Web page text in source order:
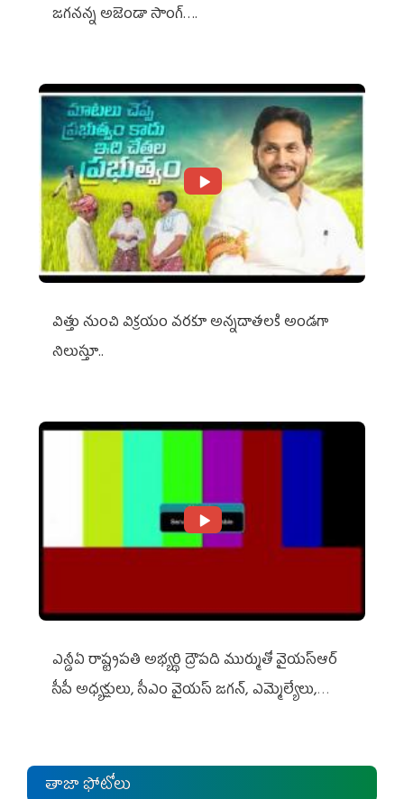
జగనన్న అజెండా సాంగ్….
విత్తు నుంచి విక్రయం వరకూ అన్నదాతలకి అండగా
నిలుస్తూ..
ఎన్డీఏ రాష్ట్ర‌ప‌తి అభ్య‌ర్థి ద్రౌప‌ది ముర్ముతో వైయ‌స్ఆర్
సీపీ అధ్య‌క్షులు, సీఎం వైయ‌స్ జ‌గ‌న్, ఎమ్మెల్యేలు,
తాజా ఫోటోలు